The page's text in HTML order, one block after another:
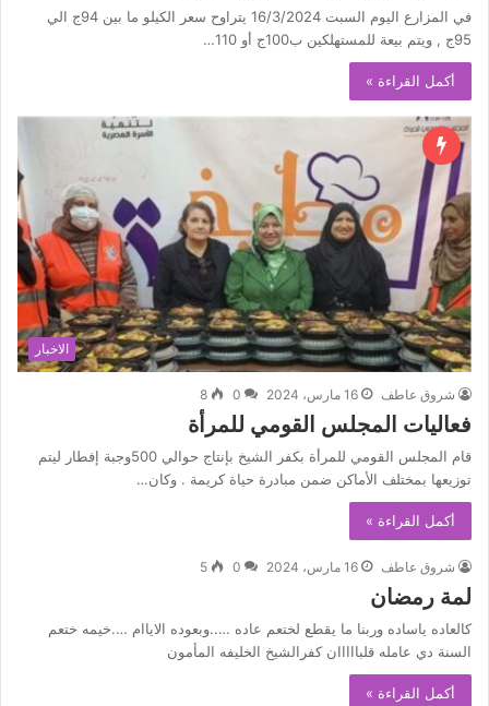
في المزارع اليوم السبت 16/3/2024 يتراوح سعر الكيلو ما بين 94ج الي
95ج , ويتم بيعة للمستهلكين ب100ج أو 110…
أكمل القراءة »
الاخبار
شروق عاطف 16 مارس، 2024 0
8
فعاليات المجلس القومي للمرأة
قام المجلس القومي للمرأة بكفر الشيخ بإنتاج حوالي 500وجبة إفطار ليتم
توزيعها بمختلف الأماكن ضمن مبادرة حياة كريمة . وكان…
أكمل القراءة »
شروق عاطف 16 مارس، 2024 0
5
لمة رمضان
كالعاده ياساده وربنا ما يقطع لختعم عاده …..وبعوده الاياام ….خيمه ختعم
السنة دي عامله قلبااااان كفرالشيخ الخليفه المأمون
أكمل القراءة »